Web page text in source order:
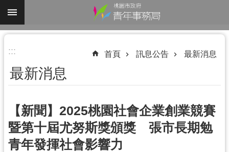
跳到主要內容區塊
進
搜
尋
認
識
::: 首頁 訊息公告 最新消息
最新消息
【新聞】2025桃園社會企業創業競賽
暨第十屆尤努斯獎頒獎 張市長期勉
青年發揮社會影響力